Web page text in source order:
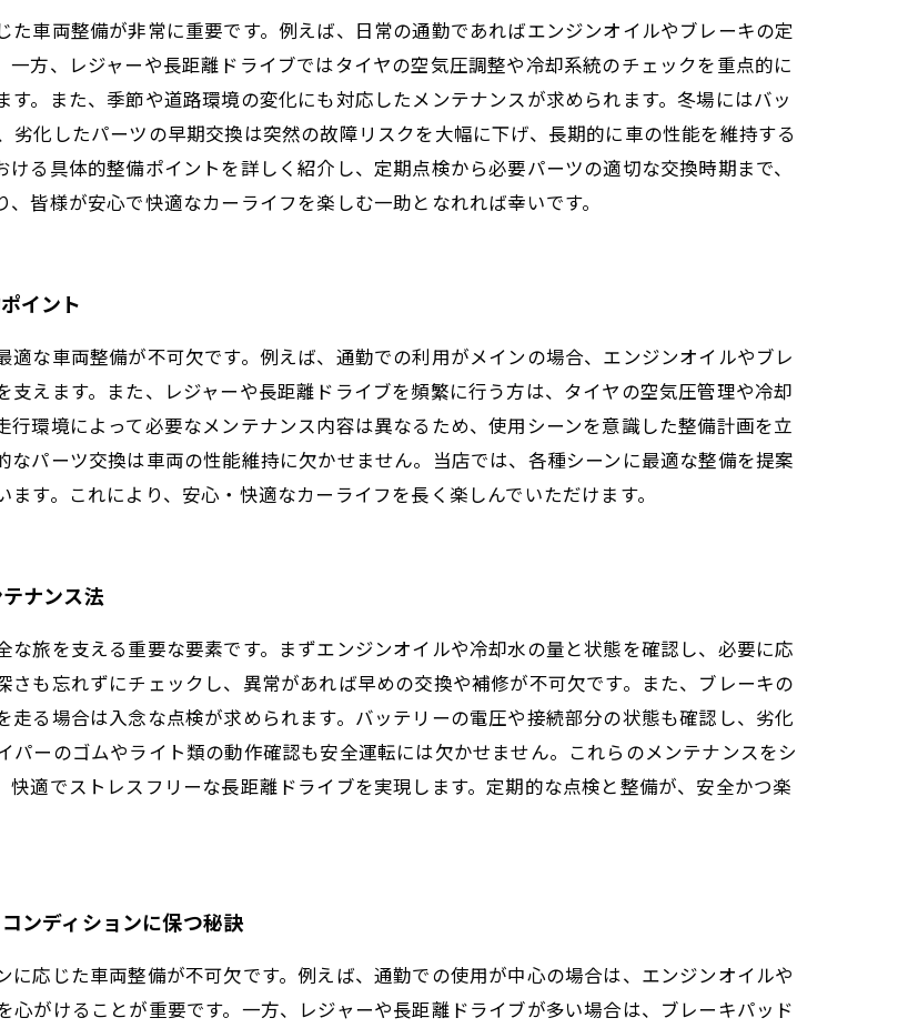
車両整備が非常に重要です。例えば、日常の通勤であればエンジンオイルやブレーキの定
方、レジャーや長距離ドライブではタイヤの空気圧調整や冷却系統のチェックを重点的に
。また、季節や道路環境の変化にも対応したメンテナンスが求められます。冬場にはバッ
化したパーツの早期交換は突然の故障リスクを大幅に下げ、長期的に車の性能を維持する
る具体的整備ポイントを詳しく紹介し、定期点検から必要パーツの適切な交換時期まで、
皆様が安心で快適なカーライフを楽しむ一助となれれば幸いです。
イント
な車両整備が不可欠です。例えば、通勤での利用がメインの場合、エンジンオイルやブレ
えます。また、レジャーや長距離ドライブを頻繁に行う方は、タイヤの空気圧管理や冷却
環境によって必要なメンテナンス内容は異なるため、使用シーンを意識した整備計画を立
パーツ交換は車両の性能維持に欠かせません。当店では、各種シーンに最適な整備を提案
す。これにより、安心・快適なカーライフを長く楽しんでいただけます。
ナンス法
旅を支える重要な要素です。まずエンジンオイルや冷却水の量と状態を確認し、必要に応
も忘れずにチェックし、異常があれば早めの交換や補修が不可欠です。また、ブレーキの
る場合は入念な点検が求められます。バッテリーの電圧や接続部分の状態も確認し、劣化
ーのゴムやライト類の動作確認も安全運転には欠かせません。これらのメンテナンスをシ
適でストレスフリーな長距離ドライブを実現します。定期的な点検と整備が、安全かつ楽
ンディションに保つ秘訣
応じた車両整備が不可欠です。例えば、通勤での使用が中心の場合は、エンジンオイルや
がけることが重要です。一方、レジャーや長距離ドライブが多い場合は、ブレーキパッド